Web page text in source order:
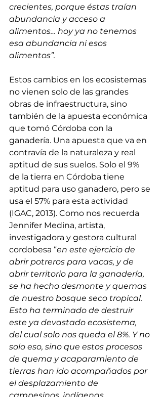
crecientes, porque éstas traían
abundancia y acceso a
alimentos… hoy ya no tenemos
esa abundancia ni esos
alimentos”.
Estos cambios en los ecosistemas
no vienen solo de las grandes
obras de infraestructura, sino
también de la apuesta económica
que tomó Córdoba con la
ganadería. Una apuesta que va en
contravía de la naturaleza y real
aptitud de sus suelos. Solo el 9%
de la tierra en Córdoba tiene
aptitud para uso ganadero, pero se
usa el 57% para esta actividad
(IGAC, 2013). Como nos recuerda
Jennifer Medina, artista,
investigadora y gestora cultural
cordobesa “en este ejercicio de
abrir potreros para vacas, y de
abrir territorio para la ganadería,
se ha hecho desmonte y quemas
de nuestro bosque seco tropical.
Esto ha terminado de destruir
este ya devastado ecosistema,
del cual solo nos queda el 8%. Y no
solo eso, sino que estos procesos
de quema y acaparamiento de
tierras han ido acompañados por
el desplazamiento de